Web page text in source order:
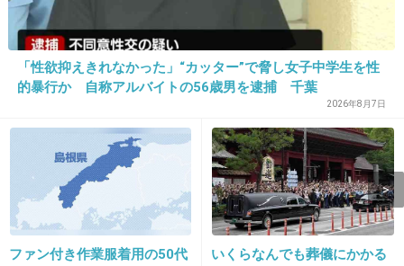
姉母似
私父似
姉には鼻筋があるけど私には存在しない
うつぶせ寝のせいだと主張してきたけど父方の
遺伝だわ
+21 -0
15. 匿名2019/01/08(火) 20:14:00
「性欲抑えきれなかった」“カッター”で脅し女子中学生を性
的暴行か 自称アルバイトの56歳男を逮捕 千葉
2026年8月7日
ファン付き作業服着用の50代
いくらなんでも葬儀にかかる